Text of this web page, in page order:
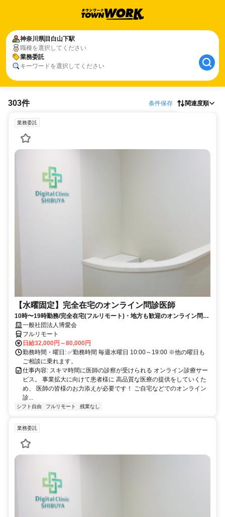
神奈川県 目白山下駅
職種を選択してください
業務委託
キーワードを選択してください
303件 条件保存 関連度順
業務委託
【水曜固定】完全在宅のオンライン問診医師
10時〜19時勤務/完全在宅(フルリモート)・地方も歓迎のオンライン問診
業務一般社団法人博愛会
フルリモート
日給32,000円～80,000円
勤務時間・曜日: ✅勤務時間 毎週水曜日 10:00～19:00 ※他の曜日も
ご相談に乗れます。
仕事内容: スキマ時間に医師の診察が受けられる オンライン診療サー
ビス。 事業拡大に向けて患者様に 高品質な医療の提供をしていくた
め、 医師の皆様のお力添えが必要です！ ご自宅などでのオンライン
診...
シフト自由 フルリモート 残業なし
業務委託